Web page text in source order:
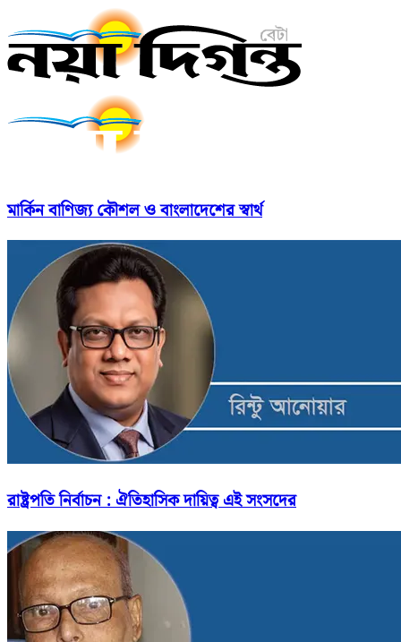
মার্কিন বাণিজ্য কৌশল ও বাংলাদেশের স্বার্থ
রাষ্ট্রপতি নির্বাচন : ঐতিহাসিক দায়িত্ব এই সংসদের